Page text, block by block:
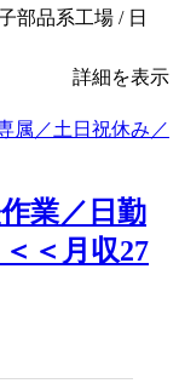
部品系工場 / 日
詳細を表示
業／日勤
＜月収27